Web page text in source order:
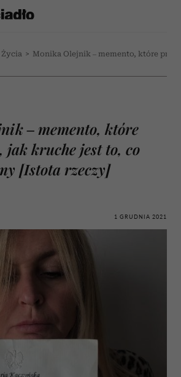
> Monika Olejnik – memento, które
– memento, które
kruche jest to, co
[Istota rzeczy]
1 GRUDNIA 2021